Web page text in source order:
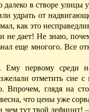
далеко в створе улицы
уд­рать от
как это
не дает! Не знаю,
еще многого. Все
первому среди
отметить сие
Впрочем, глядя на
что цены уже
тут твой дефицит!